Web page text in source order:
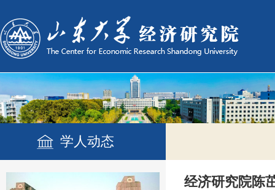
学人动态
经济研究院陈